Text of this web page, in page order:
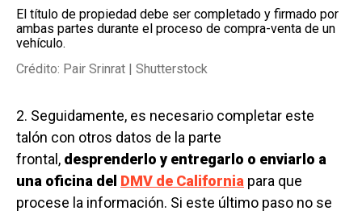
El título de propiedad debe ser completado y firmado por
ambas partes durante el proceso de compra-venta de un
vehículo.
Crédito: Pair Srinrat | Shutterstock
2. Seguidamente, es necesario completar este
talón con otros datos de la parte
frontal, desprenderlo y entregarlo o enviarlo a
una oficina del DMV de California para que
procese la información. Si este último paso no se